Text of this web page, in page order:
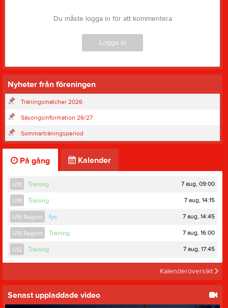
Du måste logga in för att kommentera
Logga in
Nyheter från föreningen
Träningsmatcher 2026
Säsongsinformation 26/27
Sommarträningsperiod
På gång Kalender
U18 Träning 7 aug, 09:00
U18 Träning 7 aug, 14:15
U16 Region fys 7 aug, 14:45
U16 Region Träning 7 aug, 16:00
U12 Träning 7 aug, 17:45
Kalenderöversikt
Senast uppladdade video